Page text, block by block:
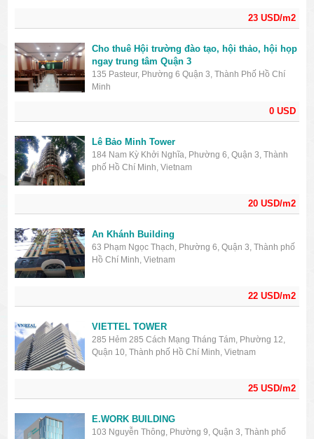
23 USD/m2
0 USD
Cho thuê Hội trường đào tạo, hội thảo, hội họp
ngay trung tâm Quận 3
135 Pasteur, Phường 6 Quận 3, Thành Phố Hồ Chí
Minh
20 USD/m2
Lê Bảo Minh Tower
184 Nam Kỳ Khởi Nghĩa, Phường 6, Quận 3, Thành
phố Hồ Chí Minh, Vietnam
22 USD/m2
An Khánh Building
63 Phạm Ngọc Thạch, Phường 6, Quận 3, Thành phố
Hồ Chí Minh, Vietnam
25 USD/m2
VIETTEL TOWER
285 Hẻm 285 Cách Mạng Tháng Tám, Phường 12,
Quận 10, Thành phố Hồ Chí Minh, Vietnam
E.WORK BUILDING
103 Nguyễn Thông, Phường 9, Quận 3, Thành phố